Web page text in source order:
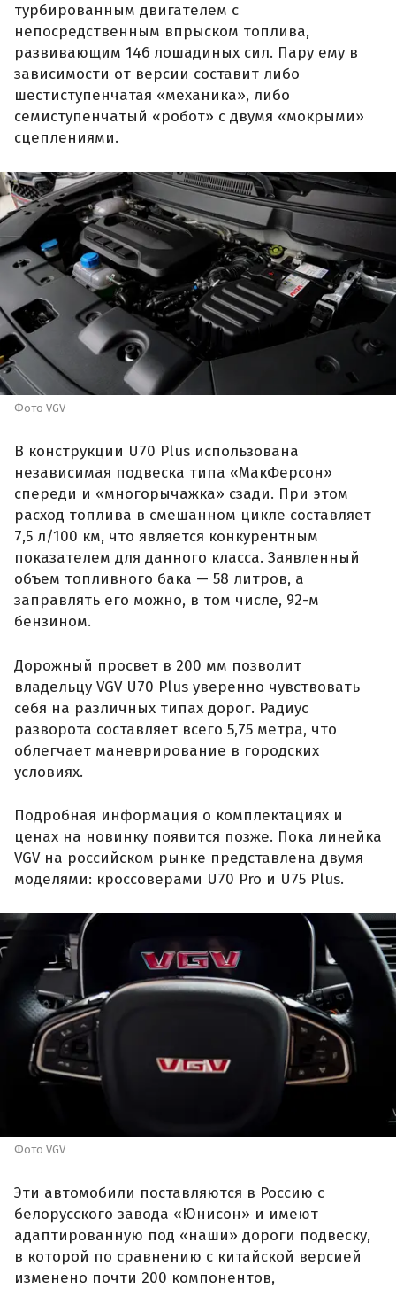
турбированным двигателем с
непосредственным впрыском топлива,
развивающим 146 лошадиных сил. Пару ему в
зависимости от версии составит либо
шестиступенчатая «механика», либо
семиступенчатый «робот» с двумя «мокрыми»
сцеплениями.
Фото VGV
В конструкции U70 Plus использована
независимая подвеска типа «МакФерсон»
спереди и «многорычажка» сзади. При этом
расход топлива в смешанном цикле составляет
7,5 л/100 км, что является конкурентным
показателем для данного класса. Заявленный
объем топливного бака — 58 литров, а
заправлять его можно, в том числе, 92-м
бензином.
Дорожный просвет в 200 мм позволит
владельцу VGV U70 Plus уверенно чувствовать
себя на различных типах дорог. Радиус
разворота составляет всего 5,75 метра, что
облегчает маневрирование в городских
условиях.
Подробная информация о комплектациях и
ценах на новинку появится позже. Пока линейка
VGV на российском рынке представлена двумя
моделями: кроссоверами U70 Pro и U75 Plus.
Фото VGV
Эти автомобили поставляются в Россию с
белорусского завода «Юнисон» и имеют
адаптированную под «наши» дороги подвеску,
в которой по сравнению с китайской версией
изменено почти 200 компонентов,